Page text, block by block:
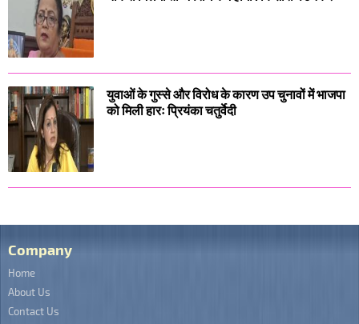
युवाओं के गुस्से और विरोध के कारण उप चुनावों में भाजपा
को मिली हारः प्रियंका चतुर्वेदी
Company
Home
About Us
Contact Us